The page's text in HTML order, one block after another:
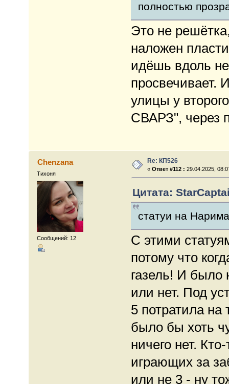
полностью
Это не
наложен
идёшь вдоль
просвечивает.
улицы у
СВАРЗ", через
Chenzana
Тихоня
Сообщений: 12
Re: КП526
«Ответ #112 : 29.04.2025,
Цитата:
статуи на
С этими
потому что
газель! И было
или нет. Под
5 потратила на
было бы хоть
ничего нет.
играющих за
или не 3 - ну